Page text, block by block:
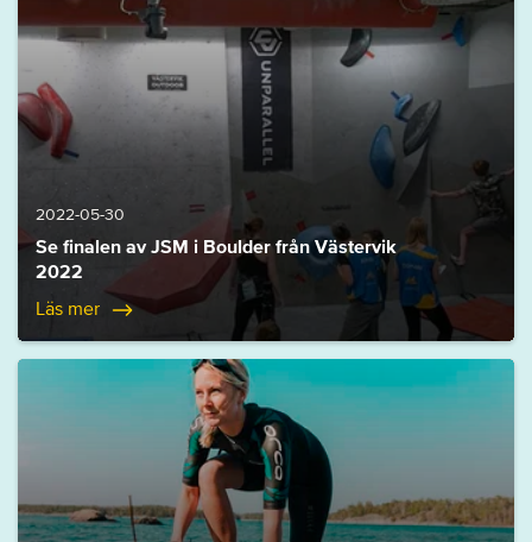
2022-05-30
Se finalen av JSM i Boulder från Västervik
2022
Läs mer